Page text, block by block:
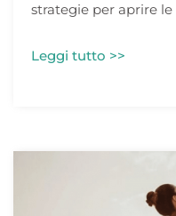
strategie per aprire
Leggi tutto >>